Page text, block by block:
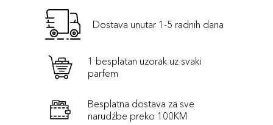
Dostava unutar 1-5 radnih dana
1 besplatan uzorak uz svaki
parfem
Besplatna dostava za sve
narudźbe preko 100KM